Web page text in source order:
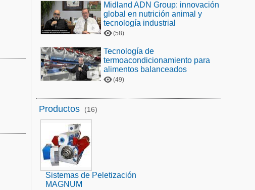
Midland ADN Group: innovación
global en nutrición animal y
tecnología industrial
(58)
Tecnología de
termoacondicionamiento para
alimentos balanceados
(49)
Productos (16)
Sistemas de Peletización
MAGNUM